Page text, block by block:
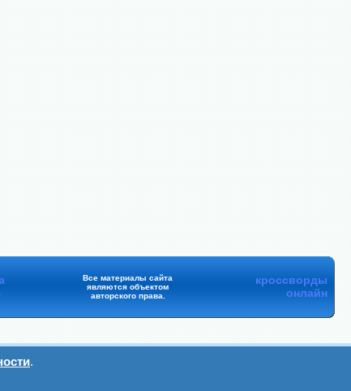
Все материалы сайта
являются объектом
авторского права.
кроссворды
онлайн
.